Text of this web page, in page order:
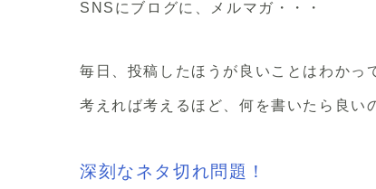
SNSにブログに、メルマガ・・・
毎日、投稿したほうが良いことはわかっ
考えれば考えるほど、何を書いたら良い
深刻なネタ切れ問題！